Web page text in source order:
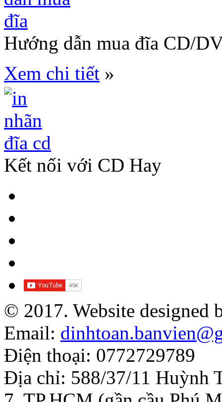
Hướng dẫn mua đĩa CD/
Xem chi tiết »
Kết nối với CD Hay
© 2017. Website designed
Email:
Điện thoại: 0772729789
Địa chỉ: 588/37/11 Huỳnh